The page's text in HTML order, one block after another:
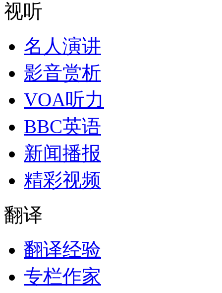
视听
名人演讲
影音赏析
VOA听力
BBC英语
新闻播报
精彩视频
翻译
翻译经验
专栏作家